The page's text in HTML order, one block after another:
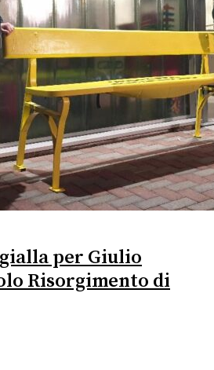
per Giulio
Risorgimento di